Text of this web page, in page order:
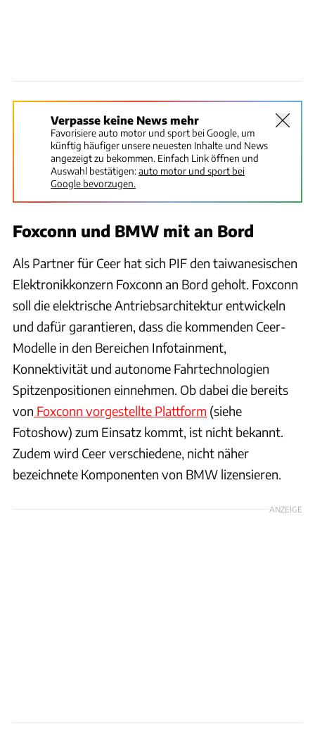
Verpasse keine News mehr
Favorisiere auto motor und sport bei Google, um
künftig häufiger unsere neuesten Inhalte und News
angezeigt zu bekommen. Einfach Link öffnen und
Auswahl bestätigen:auto motor und sport bei
Google bevorzugen.
Foxconn und BMW mit an Bord
Als Partner für Ceer hat sich PIF den taiwanesischen
Elektronikkonzern Foxconn an Bord geholt. Foxconn
soll die elektrische Antriebsarchitektur entwickeln
und dafür garantieren, dass die kommenden Ceer-
Modelle in den Bereichen Infotainment,
Konnektivität und autonome Fahrtechnologien
Spitzenpositionen einnehmen. Ob dabei die bereits
von Foxconn vorgestellte Plattform (siehe
Fotoshow) zum Einsatz kommt, ist nicht bekannt.
Zudem wird Ceer verschiedene, nicht näher
bezeichnete Komponenten von BMW lizensieren.
ANZEIGE